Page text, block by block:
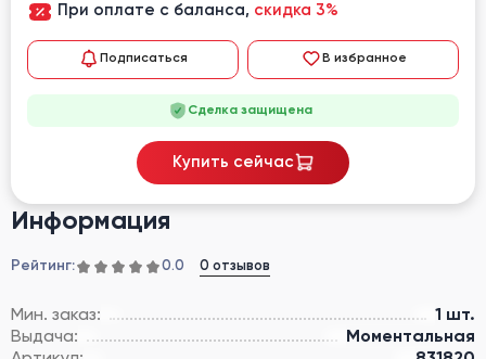
Информация
Рейтинг: 0.0 0 отзывов
Мин. заказ:
1 шт.
Выдача:
Моментальная
При оплате с баланса, скидка 3%
Подписаться В избранное
Сделка защищена
Купить сейчас